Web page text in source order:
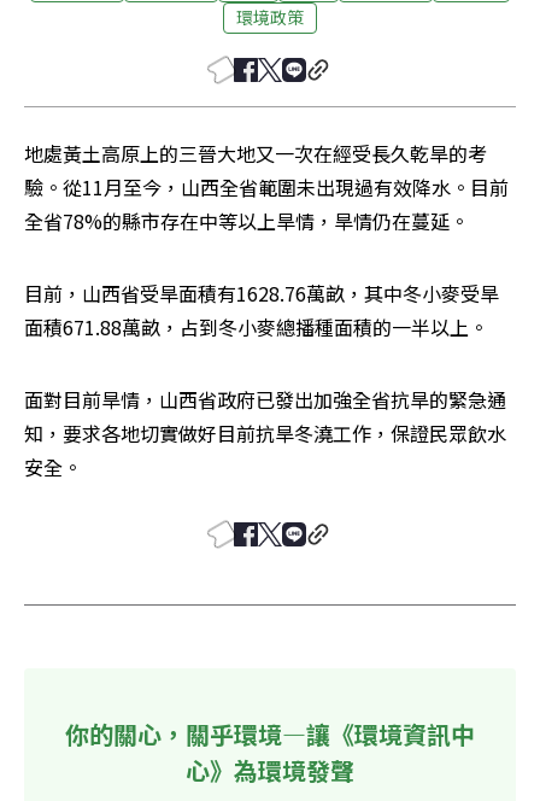
環境政策
地處黃土高原上的三晉大地又一次在經受長久乾旱的考
驗。從11月至今，山西全省範圍未出現過有效降水。目前
全省78%的縣市存在中等以上旱情，旱情仍在蔓延。
目前，山西省受旱面積有1628.76萬畝，其中冬小麥受旱
面積671.88萬畝，占到冬小麥總播種面積的一半以上。
面對目前旱情，山西省政府已發出加強全省抗旱的緊急通
知，要求各地切實做好目前抗旱冬澆工作，保證民眾飲水
安全。
你的關心，關乎環境—讓《環境資訊中
心》為環境發聲